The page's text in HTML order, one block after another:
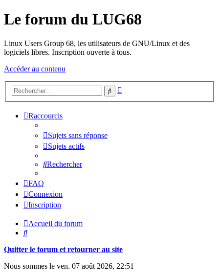
Le forum du LUG68
Linux Users Group 68, les utilisateurs de GNU/Linux et des
logiciels libres. Inscription ouverte à tous.
Accéder au contenu
Rechercher
Raccourcis
Sujets sans réponse
Sujets actifs
Rechercher
FAQ
Connexion
Inscription
Accueil du forum
Rechercher
Quitter le forum et retourner au site
Nous sommes le ven. 07 août 2026, 22:51